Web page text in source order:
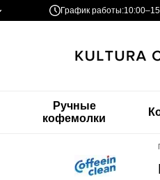
График работы:
Ручные
кофемолки